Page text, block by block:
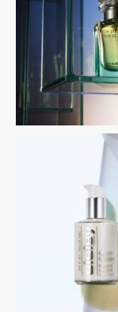
HERMES
光文社 美ST